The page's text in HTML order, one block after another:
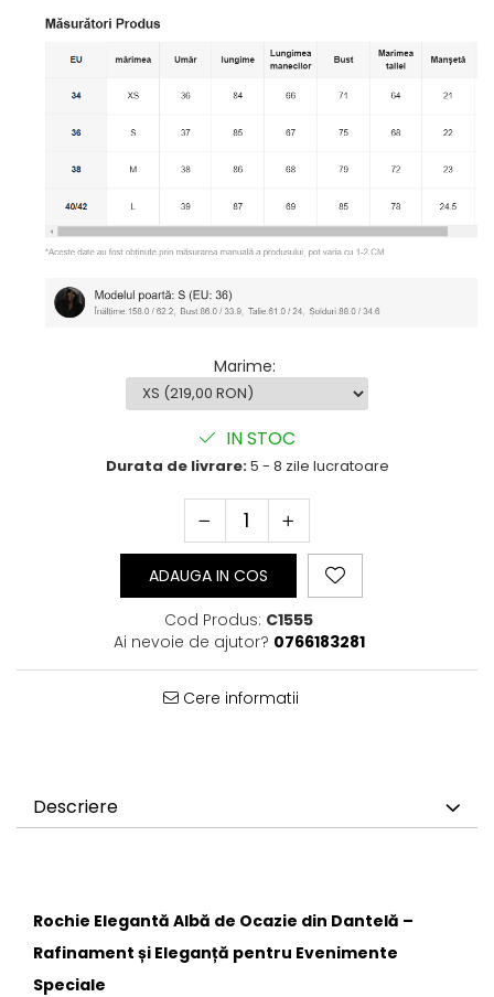
Marime:
IN STOC
Durata de livrare:5 - 8 zile lucratoare
ADAUGA IN COS
Cod Produs: C1555
Ai nevoie de ajutor? 0766183281
Cere informatii
Descriere
Rochie Elegantă Albă de Ocazie din Dantelă –
Rafinament și Eleganță pentru Evenimente
Speciale